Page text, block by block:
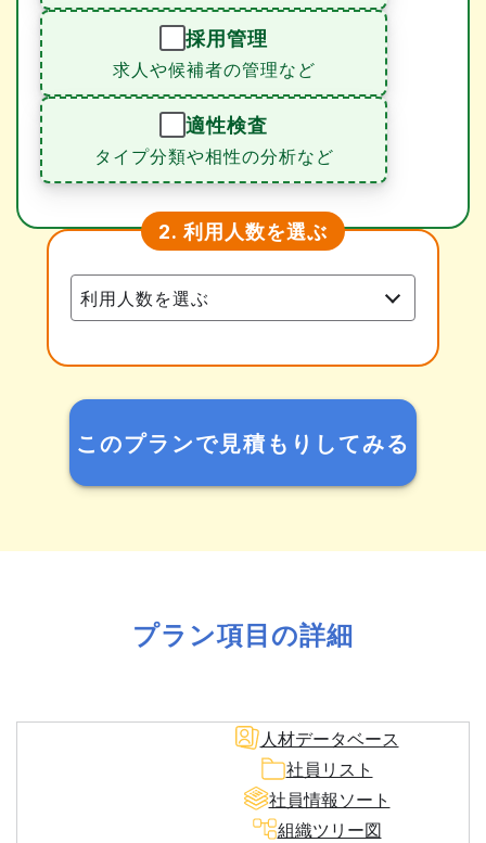
採用管理
求人や候補者の管理など
適性検査
タイプ分類や相性の分析など
2. 利用人数を選ぶ
このプランで見積もりしてみる
プラン項目の詳細
人材データベース
社員リスト
社員情報ソート
組織ツリー図